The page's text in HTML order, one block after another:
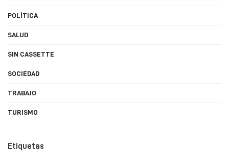
POLÍTICA
SALUD
SIN CASSETTE
SOCIEDAD
TRABAJO
TURISMO
Etiquetas